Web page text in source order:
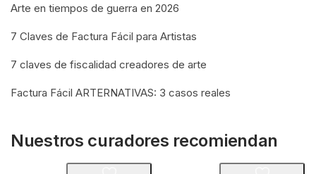
Arte en tiempos de guerra en 2026
7 Claves de Factura Fácil para Artistas
7 claves de fiscalidad creadores de arte
Factura Fácil ARTERNATIVAS: 3 casos reales
Nuestros curadores recomiendan